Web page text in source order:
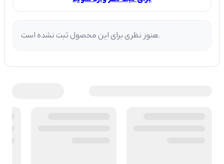
هنوز نظری برای این محصول ثبت نشده است.